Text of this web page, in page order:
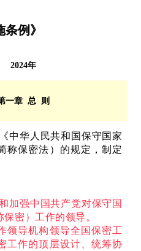
例》
2024年
一章 总 则
中华人民共和国保守国家
称保密法）的规定，制定
加强中国共产党对保守国
保密）工作的领导。
领导机构领导全国保密工
工作的顶层设计、统筹协